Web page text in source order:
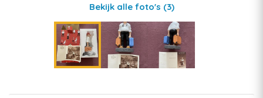
Bekijk alle foto's (3)